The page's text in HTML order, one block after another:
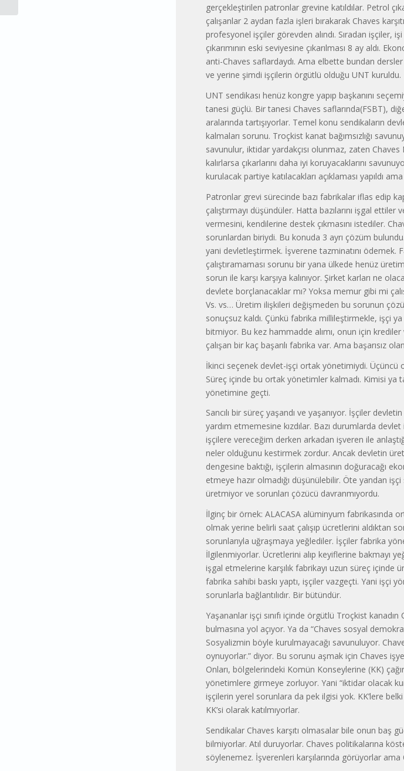
gerçekleştirilen patronlar grevine katıldılar. Petrol
çalışanlar 2 aydan fazla işleri bırakarak Chaves
profesyonel işçiler görevden alındı. Sıradan işçiler,
çıkarımının eski seviyesine çıkarılması 8 ay aldı.
anti-Chaves saflardaydı. Ama elbette bundan dersler
ve yerine şimdi işçilerin örgütlü olduğu UNT kuruldu.
UNT sendikası henüz kongre yapıp başkanını
tanesi güçlü. Bir tanesi Chaves saflarında(FSBT),
aralarında tartışıyorlar. Temel konu sendikaların
kalmaları sorunu. Troçkist kanat bağımsızlığı
savunulur, iktidar yardakçısı olunmaz, zaten
kalırlarsa çıkarlarını daha iyi koruyacaklarını
kurulacak partiye katılacakları açıklaması yapıldı
Patronlar grevi sürecinde bazı fabrikalar iflas edip
çalıştırmayı düşündüler. Hatta bazılarını işgal
vermesini, kendilerine destek çıkmasını istediler.
sorunlardan biriydi. Bu konuda 3 ayrı çözüm
yani devletleştirmek. İşverene tazminatını ödemek.
çalıştıramaması sorunu bir yana ülkede henüz
sorun ile karşı karşıya kalınıyor. Şirket karları ne
devlete borçlanacaklar mı? Yoksa memur gibi mi
Vs. vs… Üretim ilişkileri değişmeden bu sorunun
sonuçsuz kaldı. Çünkü fabrika millileştirmekle, işçi
bitmiyor. Bu kez hammadde alımı, onun için
çalışan bir kaç başarılı fabrika var. Ama başarısız
İkinci seçenek devlet-işçi ortak yönetimiydi. Üçüncü
Süreç içinde bu ortak yönetimler kalmadı. Kimisi
yönetimine geçti.
Sancılı bir süreç yaşandı ve yaşanıyor. İşçiler
yardım etmemesine kızdılar. Bazı durumlarda
işçilere vereceğim derken arkadan işveren ile
neler olduğunu kestirmek zordur. Ancak devletin
dengesine baktığı, işçilerin almasının doğuracağı
etmeye hazır olmadığı düşünülebilir. Öte yandan
üretmiyor ve sorunları çözücü davranmıyordu.
İlginç bir örnek: ALACASA alüminyum fabrikasında
olmak yerine belirli saat çalışıp ücretlerini aldıktan
sorunlarıyla uğraşmaya yeğlediler. İşçiler fabrika
İlgilenmiyorlar. Ücretlerini alıp keyiflerine bakmayı
işgal etmelerine karşılık fabrikayı uzun süreç
fabrika sahibi baskı yaptı, işçiler vazgeçti. Yani işçi
sorunlarla bağlantılıdır. Bir bütündür.
Yaşananlar işçi sınıfı içinde örgütlü Troçkist
bulmasına yol açıyor. Ya da “Chaves sosyal
Sosyalizmin böyle kurulmayacağı savunuluyor.
oynuyorlar.” diyor. Bu sorunu aşmak için Chaves
Onları, bölgelerindeki Komün Konseylerine (KK)
yönetimlere girmeye zorluyor. Yani “iktidar olacak
işçilerin yerel sorunlara da pek ilgisi yok. KK’lere
KK’si olarak katılmıyorlar.
Sendikalar Chaves karşıtı olmasalar bile onun baş
bilmiyorlar. Atıl duruyorlar. Chaves politikalarına
söylenemez. İşverenleri karşılarında görüyorlar ama